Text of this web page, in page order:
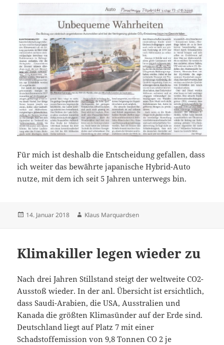
Für mich ist deshalb die Entscheidung gefallen, dass
ich weiter das bewährte japanische Hybrid-Auto
nutze, mit dem ich seit 5 Jahren unterwegs bin.
Veröffentlicht
14. Januar 2018 Autor
Klaus Marquardsen
Klimakiller legen wieder zu
Nach drei Jahren Stillstand steigt der weltweite CO2-
Ausstoß wieder. In der anl. Übersicht ist ersichtlich,
dass Saudi-Arabien, die USA, Ausstralien und
Kanada die größten Klimasünder auf der Erde sind.
Deutschland liegt auf Platz 7 mit einer
Schadstoffemission von 9,8 Tonnen CO 2 je